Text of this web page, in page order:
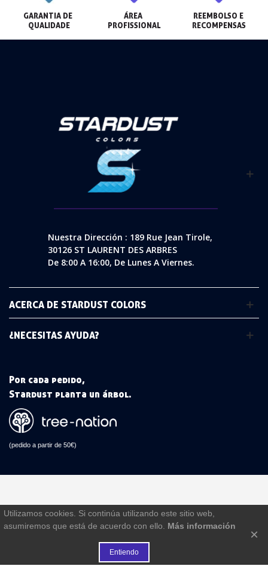
GARANTIA DE
QUALIDADE
ÁREA
PROFISSIONAL
REEMBOLSO E
RECOMPENSAS
Nuestra Dirección : 189 Rue Jean Tirole,
30126 ST LAURENT DES ARBRES
De 8:00 A 16:00, De Lunes A Viernes.
ACERCA DE STARDUST COLORS
¿NECESITAS AYUDA?
Por cada pedido,
Stardust planta un árbol.
(pedido a partir de 50€)
Utilizamos cookies. Si continúa utilizando este sitio web,
asumiremos que está de acuerdo con ello. Más información
Entiendo
×